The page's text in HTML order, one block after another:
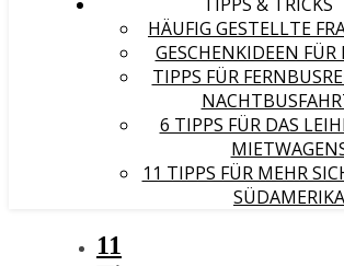
HÄUFIG GESTELLTE
GESCHENKIDEEN FÜR
TIPPS FÜR
6 TIPPS FÜR DAS
11 TIPPS FÜR MEHR
SÜDAMERIKA
11